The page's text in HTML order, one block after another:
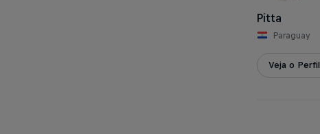
Pitta
Paraguay
Veja o Perfil